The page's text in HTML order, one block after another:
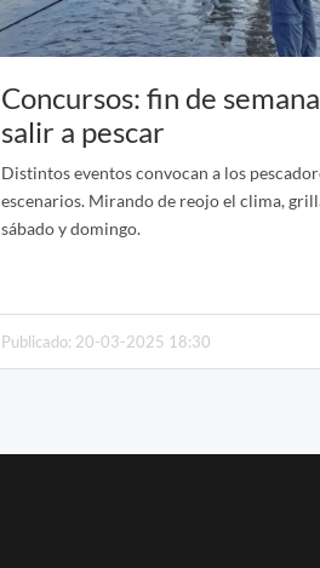
Concursos: fin de
salir a pescar
Distintos eventos convocan a los
escenarios. Mirando de reojo el clima,
sábado y domingo.
Publicado: 20-03-2025 18:30